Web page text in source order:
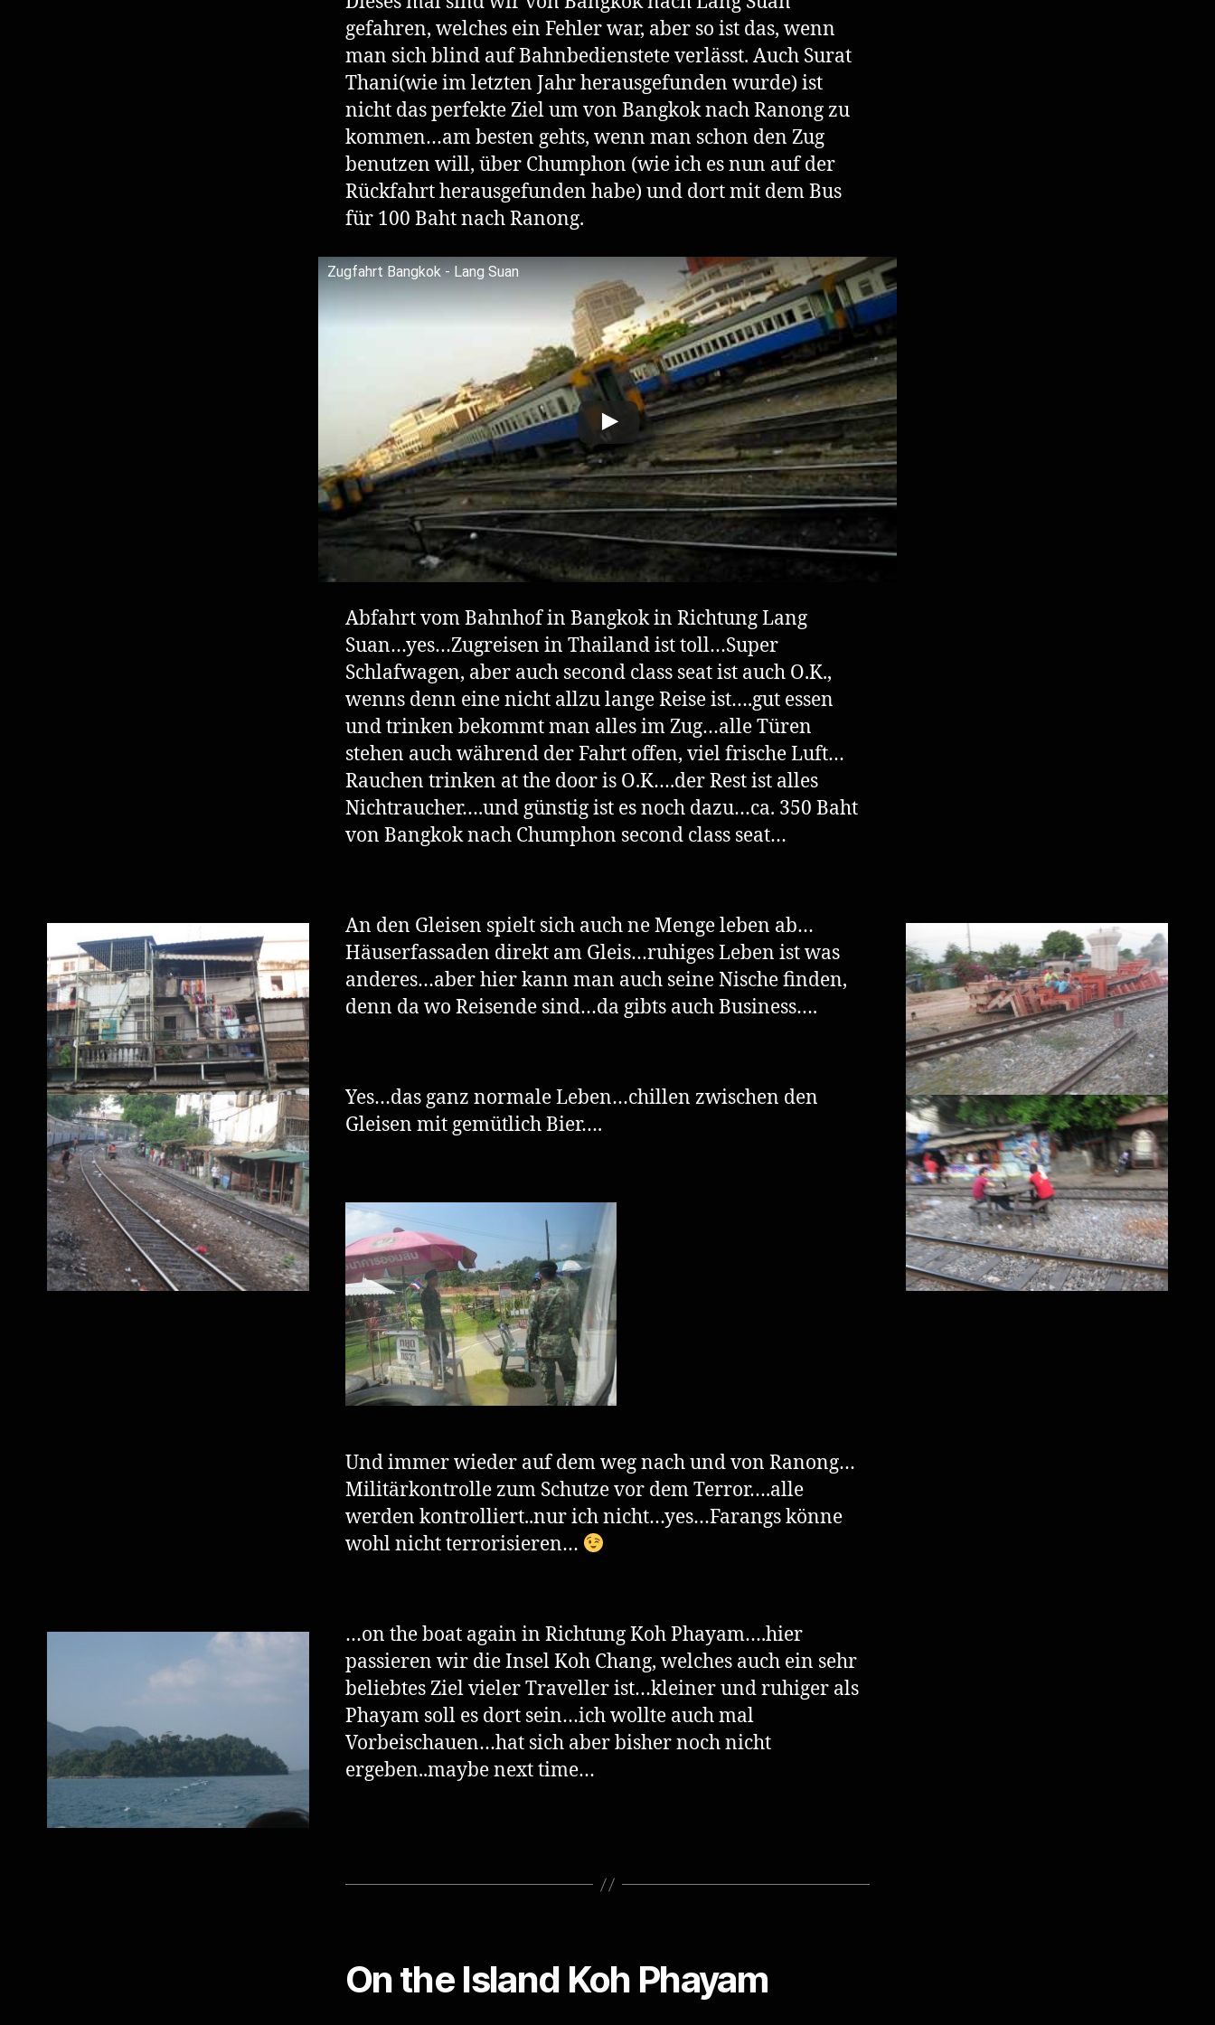
gefahren, welches ein Fehler war, aber so ist das, wenn
man sich blind auf Bahnbedienstete verlässt. Auch Surat
Thani(wie im letzten Jahr herausgefunden wurde) ist
nicht das perfekte Ziel um von Bangkok nach Ranong zu
kommen…am besten gehts, wenn man schon den Zug
benutzen will, über Chumphon (wie ich es nun auf der
Rückfahrt herausgefunden habe) und dort mit dem Bus
für 100 Baht nach Ranong.
Zugfahrt Bangkok - Lang Suan
Abfahrt vom Bahnhof in Bangkok in Richtung Lang
Suan…yes…Zugreisen in Thailand ist toll…Super
Schlafwagen, aber auch second class seat ist auch O.K.,
wenns denn eine nicht allzu lange Reise ist….gut essen
und trinken bekommt man alles im Zug…alle Türen
stehen auch während der Fahrt offen, viel frische Luft…
Rauchen trinken at the door is O.K….der Rest ist alles
Nichtraucher….und günstig ist es noch dazu…ca. 350 Baht
von Bangkok nach Chumphon second class seat…
An den Gleisen spielt sich auch ne Menge leben ab…
Häuserfassaden direkt am Gleis…ruhiges Leben ist was
anderes…aber hier kann man auch seine Nische finden,
denn da wo Reisende sind…da gibts auch Business….
Yes…das ganz normale Leben…chillen zwischen den
Gleisen mit gemütlich Bier….
Und immer wieder auf dem weg nach und von Ranong…
Militärkontrolle zum Schutze vor dem Terror….alle
werden kontrolliert..nur ich nicht…yes…Farangs könne
wohl nicht terrorisieren…
…on the boat again in Richtung Koh Phayam….hier
passieren wir die Insel Koh Chang, welches auch ein sehr
beliebtes Ziel vieler Traveller ist…kleiner und ruhiger als
Phayam soll es dort sein…ich wollte auch mal
Vorbeischauen…hat sich aber bisher noch nicht
ergeben..maybe next time…
On the Island Koh Phayam